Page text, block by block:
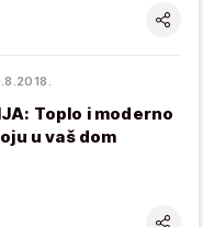
Toplo i moderno
u vaš dom